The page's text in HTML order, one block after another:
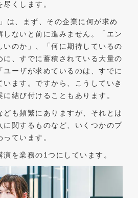
くします。
は、まず、その企業に何が求め
しないと前に進みません。「エン
いのか」、「何に期待しているの
に、すでに蓄積されている大量の
ーザが求めているのは、すでに
います。ですから、こうしていき
結び付けることもあります。
も頻繁にありますが、それとは
に関するものなど、いくつかのプ
ています。
を業務の1つにしています。